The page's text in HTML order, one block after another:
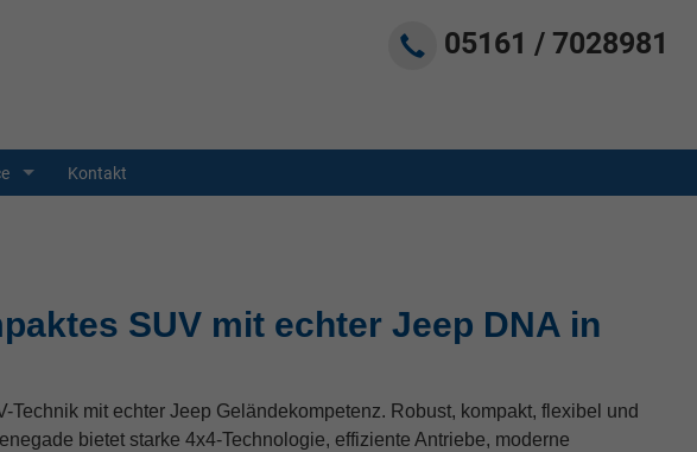
05161 / 7028981
Kontakt
SUV mit echter Jeep DNA in
Technik mit echter Jeep Geländekompetenz. Robust, kompakt, flexibel und
bietet starke 4x4-Technologie, effiziente Antriebe, moderne